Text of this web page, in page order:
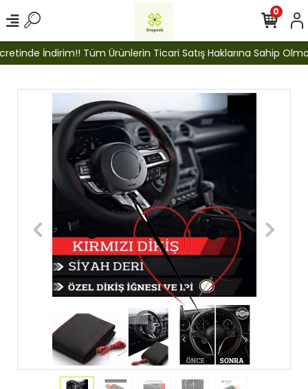
İndirim!! Tüm Ürünlerin Ticari Satış Haklarına Sahip
0